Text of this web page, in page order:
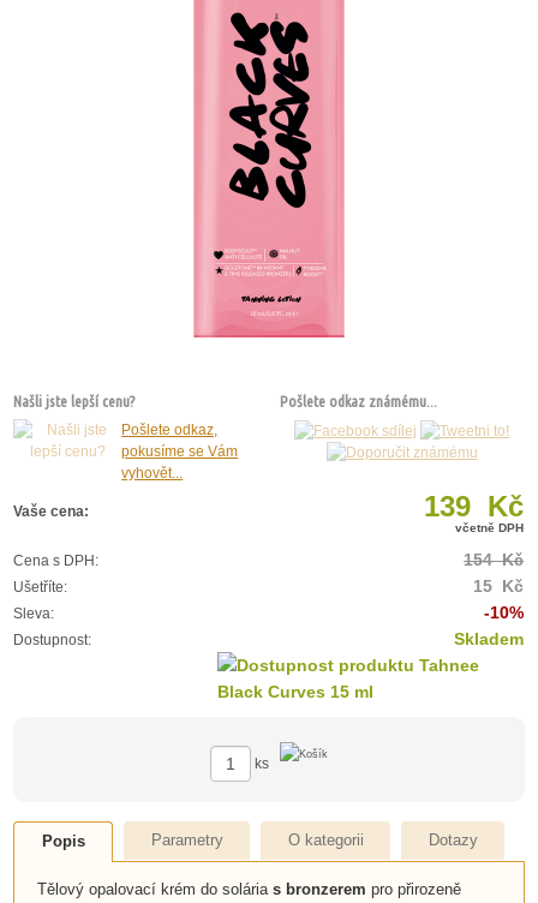
Našli jste lepší cenu?
Pošlete odkaz,
pokusíme se Vám
vyhovět...
Pošlete odkaz známému...
Vaše cena: 139 Kč
včetně DPH
Cena s DPH: 154 Kč
Ušetříte: 15 Kč
Sleva: -10%
Dostupnost: Skladem
ks
Popis Parametry O kategorii Dotazy
Tělový opalovací krém do solária s bronzerem pro přirozeně